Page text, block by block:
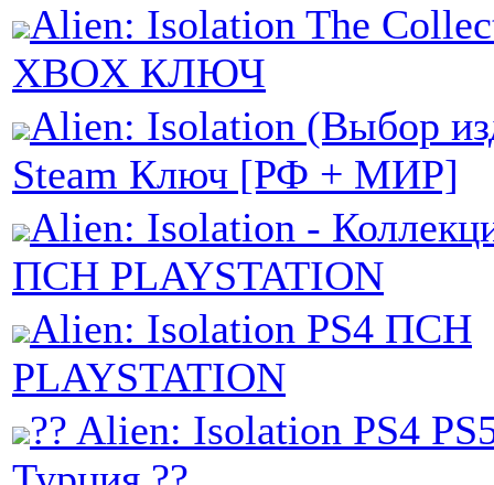
Alien: Isolation The
XBOX КЛЮЧ
Alien: Isolation (Выбор
Steam Ключ [РФ + МИР]
Alien: Isolation -
ПСН PLAYSTATION
Alien: Isolation PS4 ПСН
PLAYSTATION
?? Alien: Isolation PS4